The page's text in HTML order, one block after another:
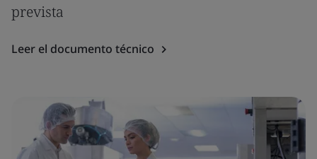
prevista
Leer el documento técnico